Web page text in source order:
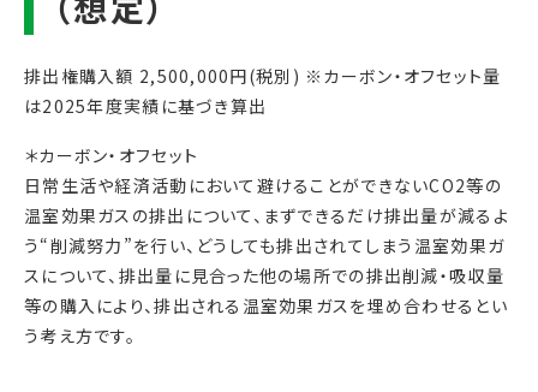
排出権購入額 2,500,000円(税別) ※カーボン・オフセット量
は2025年度実績に基づき算出
＊カーボン・オフセット
日常生活や経済活動において避けることができないCO2等の
温室効果ガスの排出について、まずできるだけ排出量が減るよ
う“削減努力”を行い、どうしても排出されてしまう温室効果ガ
スについて、排出量に見合った他の場所での排出削減・吸収量
等の購入により、排出される温室効果ガスを埋め合わせるとい
う考え方です。